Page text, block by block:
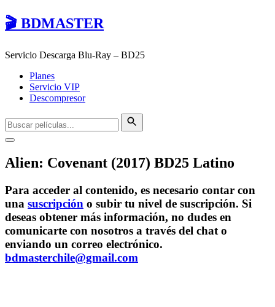
🎬 BDMASTER
Servicio Descarga Blu-Ray – BD25
Planes
Servicio VIP
Descompresor
Alien: Covenant (2017) BD25 Latino
Para acceder al contenido, es necesario contar con
una suscripción o subir tu nivel de suscripción. Si
deseas obtener más información, no dudes en
comunicarte con nosotros a través del chat o
enviando un correo electrónico.
bdmasterchile@gmail.com